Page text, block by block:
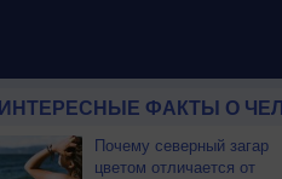
ИНТЕРЕСНЫЕ ФАКТЫ О
Почему северный загар
цветом отличается от